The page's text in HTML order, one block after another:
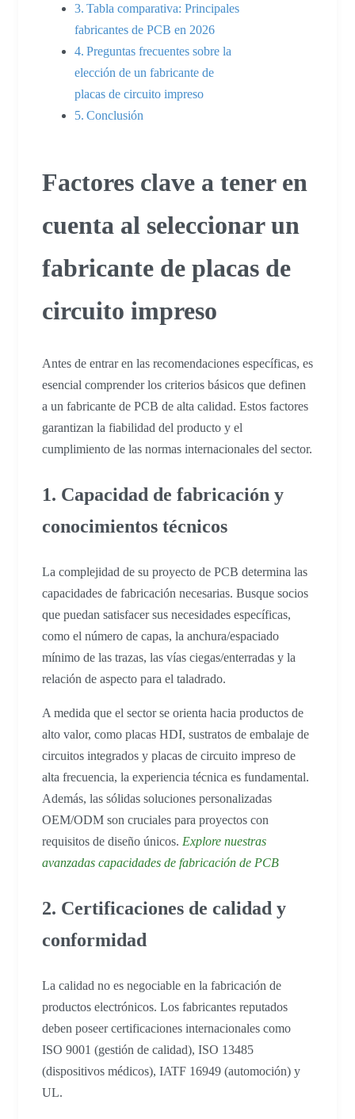
Tabla comparativa: Principales
fabricantes de PCB en 2026
Preguntas frecuentes sobre la
elección de un fabricante de
placas de circuito impreso
Conclusión
Factores clave a tener en
cuenta al seleccionar un
fabricante de placas de
circuito impreso
Antes de entrar en las recomendaciones específicas, es
esencial comprender los criterios básicos que definen
a un fabricante de PCB de alta calidad. Estos factores
garantizan la fiabilidad del producto y el
cumplimiento de las normas internacionales del sector.
1. Capacidad de fabricación y
conocimientos técnicos
La complejidad de su proyecto de PCB determina las
capacidades de fabricación necesarias. Busque socios
que puedan satisfacer sus necesidades específicas,
como el número de capas, la anchura/espaciado
mínimo de las trazas, las vías ciegas/enterradas y la
relación de aspecto para el taladrado.
A medida que el sector se orienta hacia productos de
alto valor, como placas HDI, sustratos de embalaje de
circuitos integrados y placas de circuito impreso de
alta frecuencia, la experiencia técnica es fundamental.
Además, las sólidas soluciones personalizadas
OEM/ODM son cruciales para proyectos con
requisitos de diseño únicos. Explore nuestras
avanzadas capacidades de fabricación de PCB
2. Certificaciones de calidad y
conformidad
La calidad no es negociable en la fabricación de
productos electrónicos. Los fabricantes reputados
deben poseer certificaciones internacionales como
ISO 9001 (gestión de calidad), ISO 13485
(dispositivos médicos), IATF 16949 (automoción) y
UL.